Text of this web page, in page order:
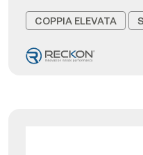
COPPIA ELEVATA